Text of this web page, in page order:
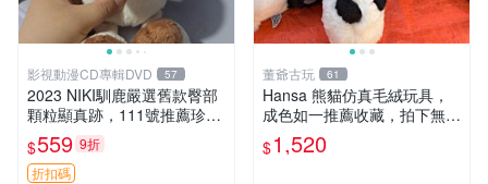
影視動漫CD專輯DVD 57
2023 NIKI馴鹿嚴選舊款臀部
顆粒顯真跡，111號推薦珍藏
品 馴鹿 舊款 尾巴顆粒
$559 9折
折扣碼
董爺古玩 61
Hansa 熊貓仿真毛絨玩具，
成色如一推薦收藏，拍下無疑
心 熊貓 毛絨玩具 收藏
$1,520